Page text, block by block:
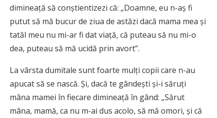
dimineaţă să conştientizezi că: „Doamne, eu n-aş fi
putut să mă bucur de ziua de astăzi dacă mama mea şi
tatăl meu nu mi-ar fi dat viaţă, că puteau să nu mi-o
dea, puteau să mă ucidă prin avort”.
La vârsta dumitale sunt foarte mulţi copii care n-au
apucat să se nască. Şi, dacă te gândeşti şi-i săruţi
mâna mamei în fiecare dimineaţă în gând: „Sărut
mâna, mamă, ca nu m-ai dus acolo, să mă omori, şi că